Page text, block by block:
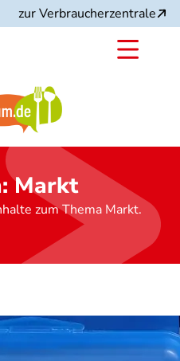
zur Verbraucherzentrale
Markt
zum Thema Markt.